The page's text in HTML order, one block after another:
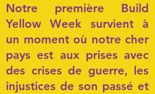
Notre première Build
Yellow Week survient à
un moment où notre cher
pays est aux prises avec
des crises de guerre, les
injustices de son passé et